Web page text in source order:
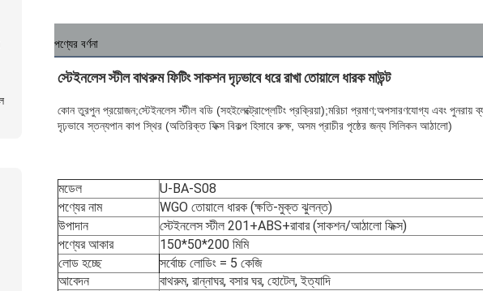
পণ্যের বর্ণনা
স্টেইনলেস স্টীল বাথরুম ফিটিং সাকশন দৃঢ়ভাবে ধরে রাখা তোয়ালে ধারক মাউন্ট
কোন তুরপুন প্রয়োজন;স্টেইনলেস স্টীল বডি (সহইলেক্ট্রোপ্লেটিং প্রক্রিয়া);মরিচা প্রমাণ;অপসারণযোগ্য এবং পুনরায়
দৃঢ়ভাবে স্তন্যপান কাপ স্থির (অতিরিক্ত ফিক্স বিকল্প হিসাবে রুক্ষ, অসম প্রাচীর পৃষ্ঠের জন্য সিলিকন আঠালো)
মডেল
U-BA-S08
পণ্যের নাম
WGO তোয়ালে ধারক (ক্ষতি-মুক্ত ঝুলন্ত)
উপাদান
স্টেইনলেস স্টীল 201+ABS+রাবার (সাকশন/আঠালো ফিক্স)
পণ্যের আকার
150*50*200 মিমি
লোড হচ্ছে
সর্বোচ্চ লোডিং = 5 কেজি
আবেদন
বাথরুম, রান্নাঘর, বসার ঘর, হোটেল, ইত্যাদি